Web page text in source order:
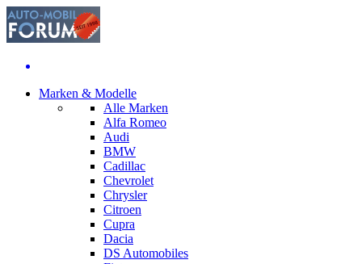
Marken & Modelle
Alle Marken
Alfa Romeo
Audi
BMW
Cadillac
Chevrolet
Chrysler
Citroen
Cupra
Dacia
DS Automobiles